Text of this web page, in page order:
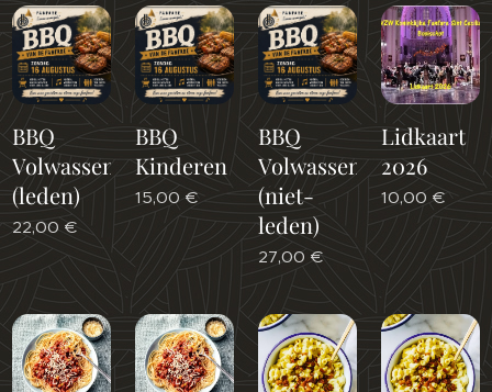
BBQ
Volwassenen
(leden)
22,00€
BBQ
Kinderen
15,00 €
BBQ
Volwassenen
(niet-
leden)
27,00€
Lidkaart
2026
10,00 €